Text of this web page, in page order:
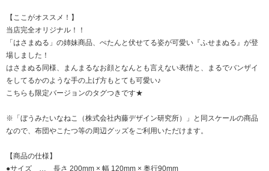
【ここがオススメ！】
当店完全オリジナル！！
「はさまぬる」の姉妹商品、ぺたんと伏せてる姿が可愛い『ふせまぬる』が登
場しました！
はさまぬる同様、まんまるなお顔となんとも言えない表情と、まるでバンザイ
をしてるかのような手の上げ方もとても可愛い♪
こちらも限定バージョンのタグつきです★
※「ぼうみたいなねこ（株式会社内藤デザイン研究所）」と同スケールの商品
なので、布団やこたつ等の周辺グッズをご利用いただけます。
【商品の仕様】
●サイズ … 長さ 200mm × 幅 120mm × 奥行90mm